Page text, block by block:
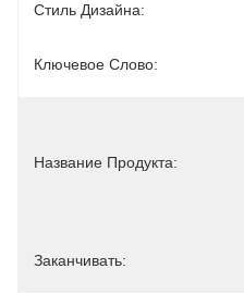
Стиль Дизайна:
Ключевое Слово:
Название Продукта:
Заканчивать: